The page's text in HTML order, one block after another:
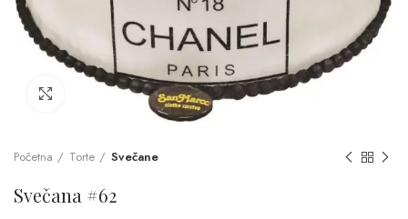
Click to enlarge
Početna Torte Svečane
Svečana #62